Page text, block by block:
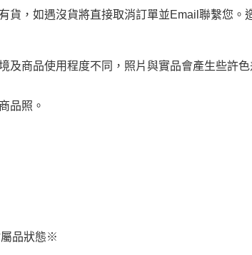
貨，如遇沒貨將直接取消訂單並Email聯繫您。
及商品使用程度不同，照片與實品會產生些許色
品照。
品狀態※